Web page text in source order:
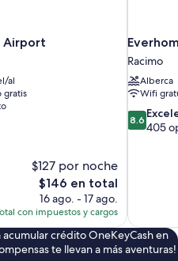
Airport
al
gratis
$127 por noche
El
precio
actual
es
de
$146
$146 en total
16 ago. - 17 ago.
con impuestos y cargos
Racimo
Alberca
Wifi
8.6
de
8.6
405
acumular crédito OneKeyCash en
te llevan a más aventuras!